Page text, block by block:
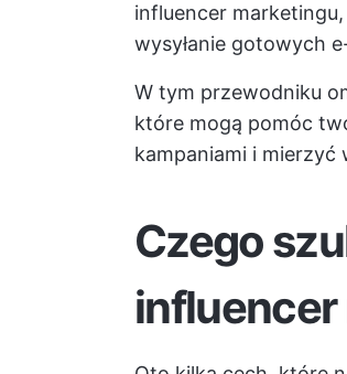
influencer
wysyłanie gotowych
W tym przewodniku
które mogą pomóc
kampaniami i mierzyć
Czego